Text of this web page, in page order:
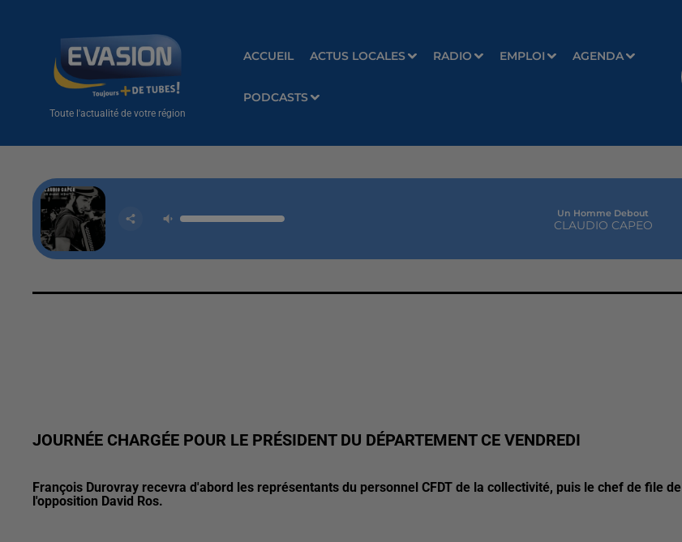
Toute l'actualité de votre région
ACCUEIL ACTUS LOCALES RADIO EMPLOI AGENDA
PODCASTS
Un Homme Debout
CLAUDIO CAPEO
JOURNÉE CHARGÉE POUR LE PRÉSIDENT DU DÉPARTEMENT CE VENDREDI
François Durovray recevra d'abord les représentants du personnel CFDT de la collectivité, puis le chef de file de
l'opposition David Ros.